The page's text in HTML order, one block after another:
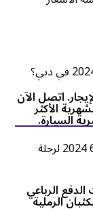
اتصل الآن
الأكثر
السيارة.
٢. هل يمكنني استئجار سيارة مرسيدس جي 63 2024 لرحلة
سيارات الدفع الرباعي
الرملية